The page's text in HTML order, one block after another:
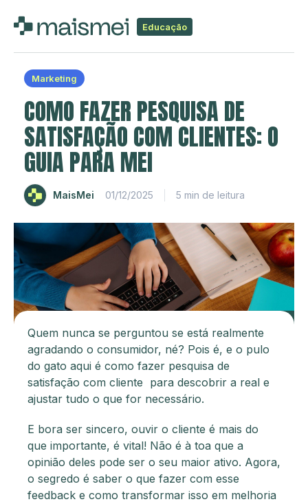
Educação
Marketing
COMO FAZER PESQUISA DE
SATISFAÇÃO COM CLIENTES: O
GUIA PARA MEI
MaisMei 01/12/2025 5 min de leitura
Quem nunca se perguntou se está realmente
agradando o consumidor, né? Pois é, e o pulo
do gato aqui é como fazer pesquisa de
satisfação com cliente para descobrir a real e
ajustar tudo o que for necessário.
E bora ser sincero, ouvir o cliente é mais do
que importante, é vital! Não é à toa que a
opinião deles pode ser o seu maior ativo. Agora,
o segredo é saber o que fazer com esse
feedback e como transformar isso em melhoria